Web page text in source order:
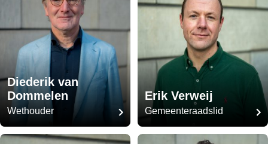
Diederik van
Dommelen
Wethouder
Erik Verweij
Gemeenteraadslid